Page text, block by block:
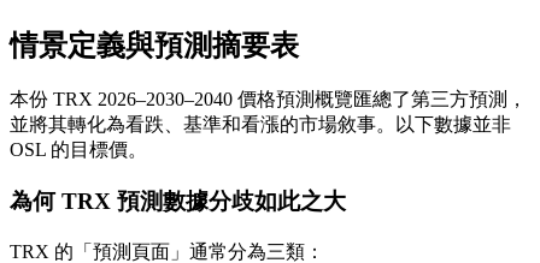
情景定義與預測摘要表
本份 TRX 2026–2030–2040 價格預測概覽匯總了第三方預測，
並將其轉化為看跌、基準和看漲的市場敘事。以下數據並非
OSL 的目標價。
為何 TRX 預測數據分歧如此之大
TRX 的「預測頁面」通常分為三類：